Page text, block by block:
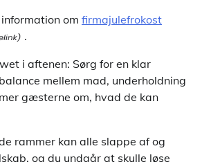
om firmajulefrokost
.
i aftenen: Sørg for en klar
mellem mad, underholdning
gæsterne om, hvad de kan
rammer kan alle slappe af og
og du undgår at skulle løse